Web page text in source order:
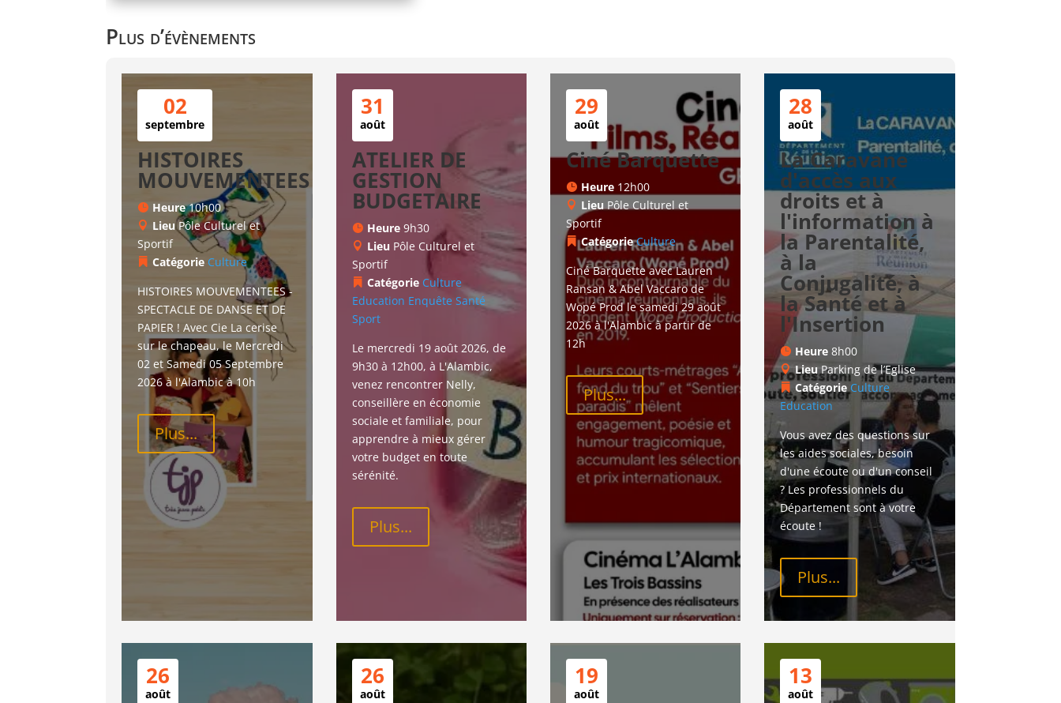
Plus d’évènements
02
septembre
HISTOIRES
MOUVEMENTEES
Heure10h00
LieuPôle Culturel et
Sportif
Catégorie Culture
HISTOIRES MOUVEMENTEES -
SPECTACLE DE DANSE ET DE
PAPIER ! Avec Cie La cerise
sur le chapeau, le Mercredi
02 et Samedi 05 Septembre
2026 à l'Alambic à 10h
Plus...
31
août
ATELIER DE
GESTION
BUDGETAIRE
Heure 9h30
Lieu Pôle Culturel et
Sportif
Catégorie Culture
Education Enquête Santé
Sport
Le mercredi 19 août 2026, de
9h30 à 12h00, à L'Alambic,
venez rencontrer Nelly,
conseillère en économie
sociale et familiale, pour
apprendre à mieux gérer
votre budget en toute
sérénité.
Plus...
29
août
Ciné Barquette
Heure 12h00
LieuPôle Culturel et
Sportif
CatégorieCulture
Ciné Barquette avec Lauren
Ransan & Abel Vaccaro de
Wopé Prod le samedi 29 août
2026 à l'Alambic à partir de
12h
Plus...
28
août
La Caravane
d'accès aux
droits et à
l'information à
la Parentalité,
à la
Conjugalité, à
la Santé et à
l'Insertion
Heure8h00
LieuParking de l’Eglise
CatégorieCulture
Education
Vous avez des questions sur
les aides sociales, besoin
d'une écoute ou d'un conseil
? Les professionnels du
Département sont à votre
écoute !
Plus...
26
août
26
août
19
août
13
août